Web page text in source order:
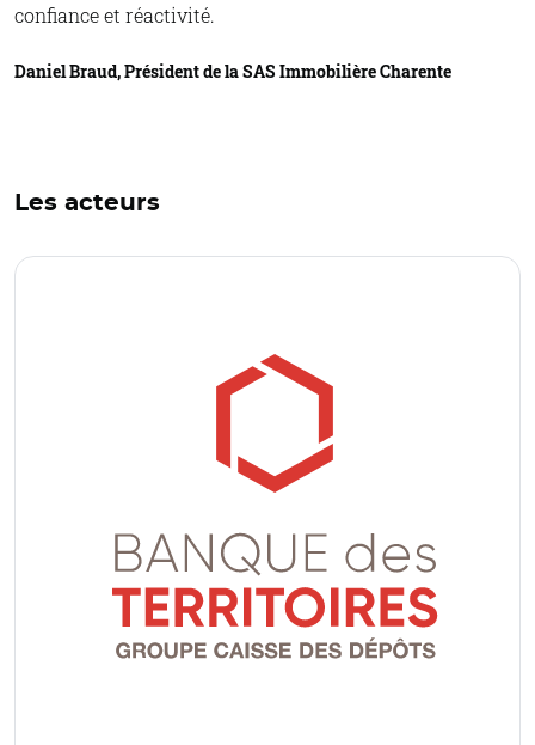
confiance et réactivité.
Daniel Braud, Président de la SAS Immobilière Charente
Les acteurs